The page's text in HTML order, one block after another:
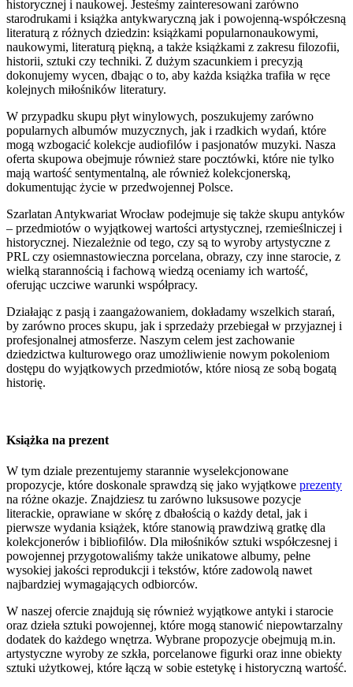
historycznej i naukowej. Jesteśmy zainteresowani zarówno
starodrukami i książka antykwaryczną jak i powojenną-współczesną
literaturą z różnych dziedzin: książkami popularnonaukowymi,
naukowymi, literaturą piękną, a także książkami z zakresu filozofii,
historii, sztuki czy techniki. Z dużym szacunkiem i precyzją
dokonujemy wycen, dbając o to, aby każda książka trafiła w ręce
kolejnych miłośników literatury.
W przypadku skupu płyt winylowych, poszukujemy zarówno
popularnych albumów muzycznych, jak i rzadkich wydań, które
mogą wzbogacić kolekcje audiofilów i pasjonatów muzyki. Nasza
oferta skupowa obejmuje również stare pocztówki, które nie tylko
mają wartość sentymentalną, ale również kolekcjonerską,
dokumentując życie w przedwojennej Polsce.
Szarlatan Antykwariat Wrocław podejmuje się także skupu antyków
– przedmiotów o wyjątkowej wartości artystycznej, rzemieślniczej i
historycznej. Niezależnie od tego, czy są to wyroby artystyczne z
PRL czy osiemnastowieczna porcelana, obrazy, czy inne starocie, z
wielką starannością i fachową wiedzą oceniamy ich wartość,
oferując uczciwe warunki współpracy.
Działając z pasją i zaangażowaniem, dokładamy wszelkich starań,
by zarówno proces skupu, jak i sprzedaży przebiegał w przyjaznej i
profesjonalnej atmosferze. Naszym celem jest zachowanie
dziedzictwa kulturowego oraz umożliwienie nowym pokoleniom
dostępu do wyjątkowych przedmiotów, które niosą ze sobą bogatą
historię.
Książka na prezent
W tym dziale prezentujemy starannie wyselekcjonowane
propozycje, które doskonale sprawdzą się jako wyjątkowe prezenty
na różne okazje. Znajdziesz tu zarówno luksusowe pozycje
literackie, oprawiane w skórę z dbałością o każdy detal, jak i
pierwsze wydania książek, które stanowią prawdziwą gratkę dla
kolekcjonerów i bibliofilów. Dla miłośników sztuki współczesnej i
powojennej przygotowaliśmy także unikatowe albumy, pełne
wysokiej jakości reprodukcji i tekstów, które zadowolą nawet
najbardziej wymagających odbiorców.
W naszej ofercie znajdują się również wyjątkowe antyki i starocie
oraz dzieła sztuki powojennej, które mogą stanowić niepowtarzalny
dodatek do każdego wnętrza. Wybrane propozycje obejmują m.in.
artystyczne wyroby ze szkła, porcelanowe figurki oraz inne obiekty
sztuki użytkowej, które łączą w sobie estetykę i historyczną wartość.